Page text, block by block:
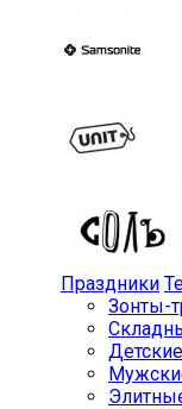
Праздники
Зонты-